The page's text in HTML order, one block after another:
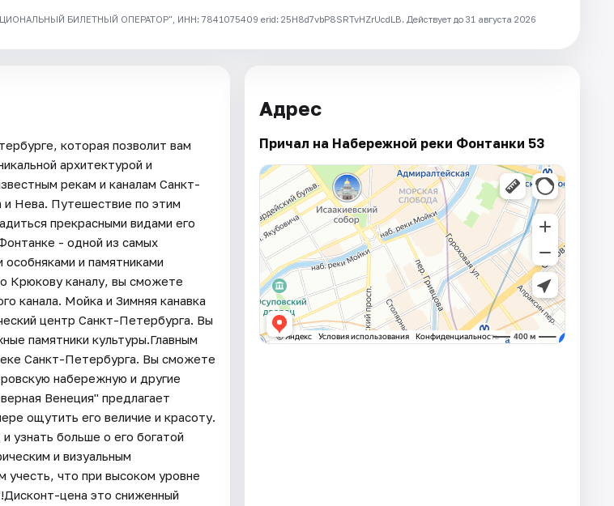
БИЛЕТНЫЙ ОПЕРАТОР", ИНН: 7841075409 erid: 25H8d7vbP8SRTvHZrUcdLB. Действует до 31 августа 2026
которая позволит вам
архитектурой и
рекам и каналам Санкт-
и Нева. Путешествие по этим
прекрасными видами его
- одной из самых
и памятниками
Крюкову каналу, вы сможете
канала. Мойка и Зимняя канавка
центр Санкт-Петербурга. Вы
памятники культуры.Главным
Санкт-Петербурга. Вы сможете
набережную и другие
Венеция" предлагает
ощутить его величие и красоту.
узнать больше о его богатой
и визуальным
что при высоком уровне
цена это сниженный
Адрес
Причал на Набережной реки Фонтанки 53